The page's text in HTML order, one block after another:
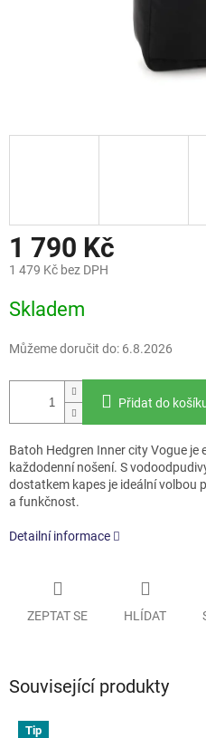
1 790 Kč
1 479 Kč bez DPH
cena:
Skladem
Můžeme doručit do: 6.8.2026
Přidat do
Batoh Hedgren Inner city Vogue
každodenní nošení. S
dostatkem kapes je ideální volbou
a funkčnost.
Detailní informace
ZEPTAT SE HLÍDAT
Související produkty
Tip